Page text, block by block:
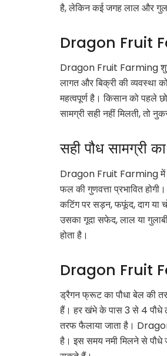
है, लेकिन कई जगह लाल और
Dragon Fruit
Dragon Fruit Farming शुरू
लागत और बिक्री की
महत्वपूर्ण है। किसान को पहले
सामग्री सही नहीं मिलती,
सही पौध सामग्री
Dragon Fruit Farming में
फल की गुणवत्ता प्रभावित
कटिंग पर सड़न, फफूंद, दाग या
उसका गूदा सफेद, लाल या
होता है।
Dragon Fruit
ड्रैगन फ्रूट का पौधा बेल की
हैं। हर खंभे के पास 3 से 4 पौधे
तरफ फैलाया जाता है।
है। इस समय नमी मिलने से पौधे